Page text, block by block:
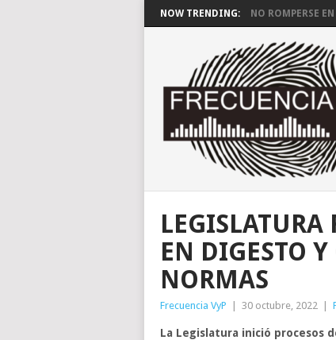
NOW TRENDING: NO ROMPERSE
LEGISLATURA
EN DIGESTO
NORMAS
Frecuencia VyP 30 octubre, 2022
La Legislatura inició procesos